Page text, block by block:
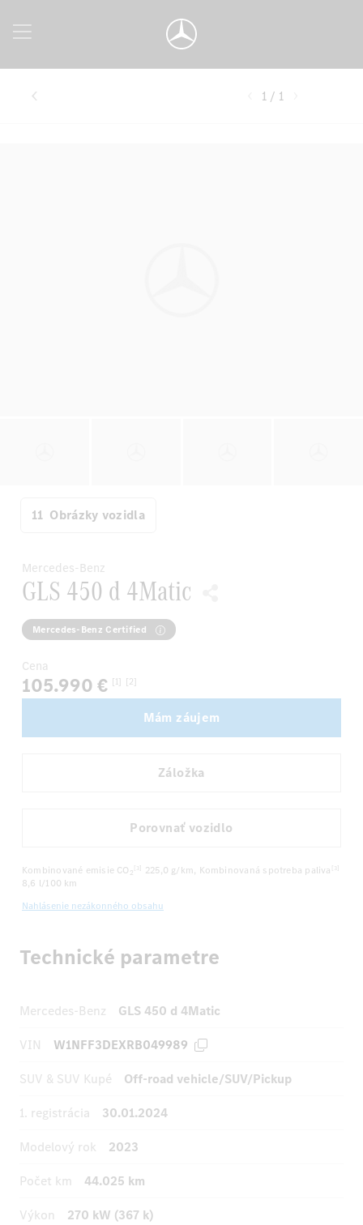
1 / 1
11 Obrázky vozidla
Technické parametre
Mercedes-Benz
GLS 450 d 4Matic
VIN
W1NFF3DEXRB049989
SUV & SUV Kupé
Off-road vehicle/SUV/Pickup
1. registrácia
30.01.2024
Modelový rok
2023
Počet km
44.025 km
Výkon
270 kW (367 k)
Mercedes-Benz
GLS 450 d 4Matic
Mercedes-Benz Certified
Cena
105.990 € [1] [2]
Mám záujem
Záložka
Porovnať vozidlo
Kombinované emisie CO 2 [3] 225,0 g/km, Kombinovaná spotreba paliva [3]
8,6 l/100 km
Nahlásenie nezákonného obsahu